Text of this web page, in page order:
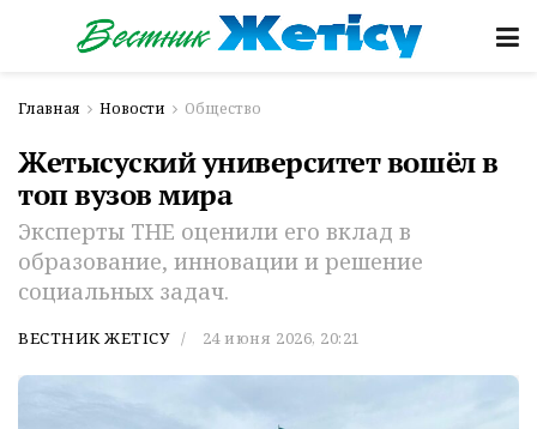
Главная Новости Общество
Жетысуский университет вошёл в
топ вузов мира
Эксперты THE оценили его вклад в
образование, инновации и решение
социальных задач.
ВЕСТНИК ЖЕТІСУ 24 июня 2026, 20:21